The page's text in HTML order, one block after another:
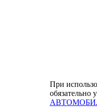
При
обязательно